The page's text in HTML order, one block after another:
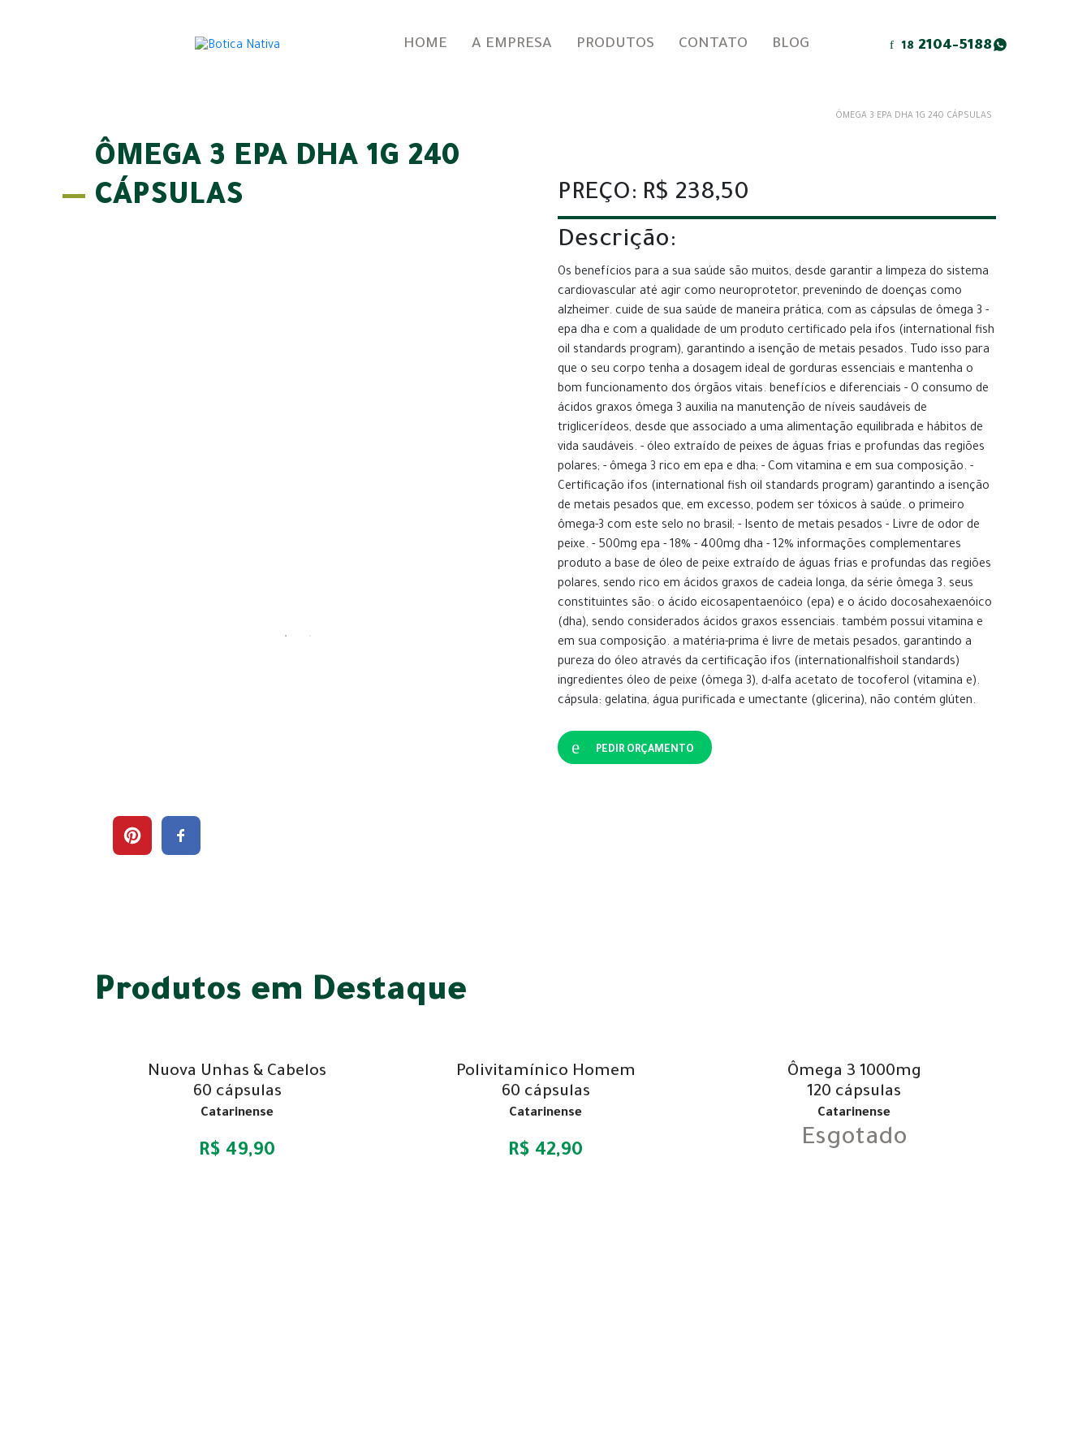
HOME A EMPRESA PRODUTOS CONTATO BLOG 18 2104-5188
ÔMEGA 3 EPA DHA 1G 240 CÁPSULAS
ÔMEGA 3 EPA DHA 1G 240
CÁPSULAS
PREÇO: R$ 238,50
Descrição:
Os benefícios para a sua saúde são muitos, desde garantir a limpeza do sistema
cardiovascular até agir como neuroprotetor, prevenindo de doenças como
alzheimer. cuide de sua saúde de maneira prática, com as cápsulas de ômega 3 -
epa dha e com a qualidade de um produto certificado pela ifos (international fish
oil standards program), garantindo a isenção de metais pesados. Tudo isso para
que o seu corpo tenha a dosagem ideal de gorduras essenciais e mantenha o
bom funcionamento dos órgãos vitais. benefícios e diferenciais - O consumo de
ácidos graxos ômega 3 auxilia na manutenção de níveis saudáveis de
triglicerídeos, desde que associado a uma alimentação equilibrada e hábitos de
vida saudáveis. - óleo extraído de peixes de águas frias e profundas das regiões
polares; - ômega 3 rico em epa e dha; - Com vitamina e em sua composição. -
Certificação ifos (international fish oil standards program) garantindo a isenção
de metais pesados que, em excesso, podem ser tóxicos à saúde. o primeiro
ômega-3 com este selo no brasil; - Isento de metais pesados - Livre de odor de
peixe. - 500mg epa - 18% - 400mg dha - 12% informações complementares
produto a base de óleo de peixe extraído de águas frias e profundas das regiões
polares, sendo rico em ácidos graxos de cadeia longa, da série ômega 3. seus
constituintes são: o ácido eicosapentaenóico (epa) e o ácido docosahexaenóico
(dha), sendo considerados ácidos graxos essenciais. também possui vitamina e
em sua composição. a matéria-prima é livre de metais pesados, garantindo a
pureza do óleo através da certificação ifos (internationalfishoil standards)
ingredientes óleo de peixe (ômega 3), d-alfa acetato de tocoferol (vitamina e).
cápsula: gelatina, água purificada e umectante (glicerina), não contém glúten.
PEDIR ORÇAMENTO
Produtos em Destaque
Nuova Unhas & Cabelos
60 cápsulas
Catarinense
R$ 49,90
Polivitamínico Homem
60 cápsulas
Catarinense
R$ 42,90
Ômega 3 1000mg
120 cápsulas
Catarinense
Esgotado